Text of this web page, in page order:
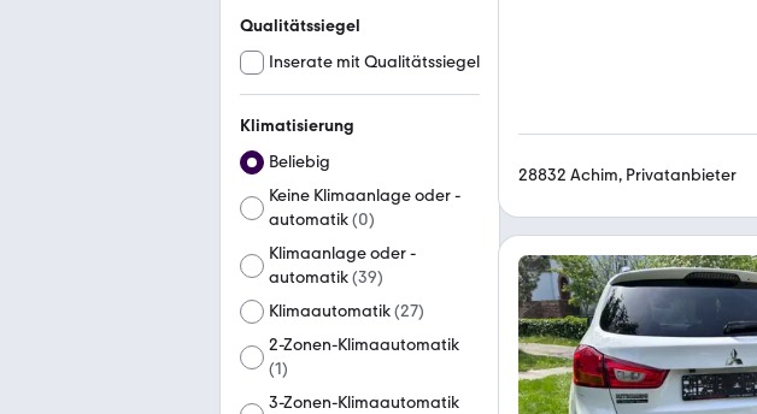
Qualitätssiegel
Inserate mit Qualitätssiegel
Klimatisierung
Beliebig
Keine Klimaanlage oder -
automatik(0)
Klimaanlage oder -
automatik(39)
Klimaautomatik(27)
2-Zonen-Klimaautomatik
(1)
3-Zonen-Klimaautomatik
28832 Achim, Privatanbieter